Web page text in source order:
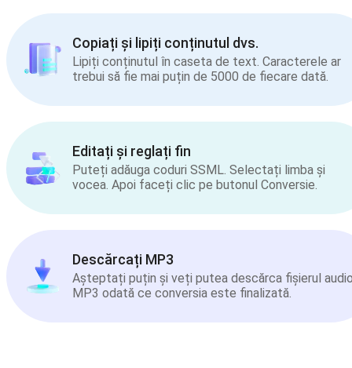
Copiați și lipiți conținutul dvs.
Lipiți conținutul în caseta de text. Caracterele ar
trebui să fie mai puțin de 5000 de fiecare dată.
Editați și reglați fin
Puteți adăuga coduri SSML. Selectați limba și
vocea. Apoi faceți clic pe butonul Conversie.
Descărcați MP3
Așteptați puțin și veți putea descărca fișierul
MP3 odată ce conversia este finalizată.